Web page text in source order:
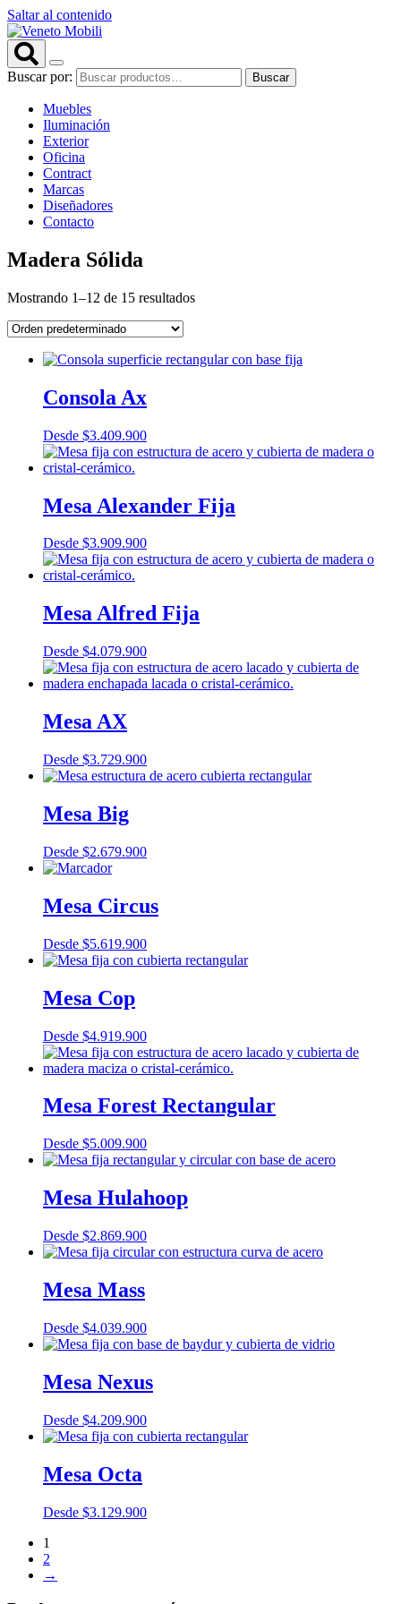
Saltar al contenido
Buscar por: Buscar
Muebles
Iluminación
Exterior
Oficina
Contract
Marcas
Diseñadores
Contacto
Madera Sólida
Mostrando 1–12 de 15 resultados
Consola Ax
Desde $3.409.900
Mesa Alexander Fija
Desde $3.909.900
Mesa Alfred Fija
Desde $4.079.900
Mesa AX
Desde $3.729.900
Mesa Big
Desde $2.679.900
Mesa Circus
Desde $5.619.900
Mesa Cop
Desde $4.919.900
Mesa Forest Rectangular
Desde $5.009.900
Mesa Hulahoop
Desde $2.869.900
Mesa Mass
Desde $4.039.900
Mesa Nexus
Desde $4.209.900
Mesa Octa
Desde $3.129.900
1
2
→